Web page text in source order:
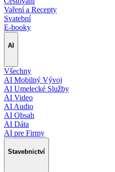
Vaření a Recepty
Svatební
E-booky
AI
Všechny
AI Mobilný Vývoj
AI Umelecké Služby
AI Video
AI Audio
AI Obsah
AI Dáta
AI pre Firmy
Stavebnictví